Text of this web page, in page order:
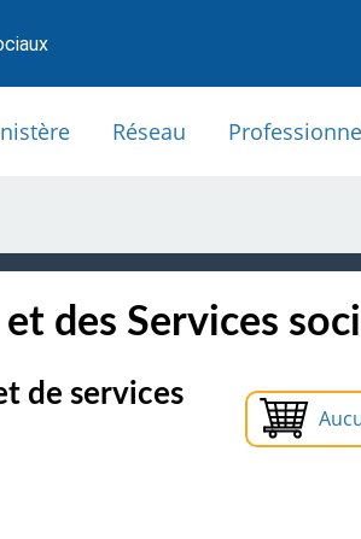
Réseau
des Services
de services